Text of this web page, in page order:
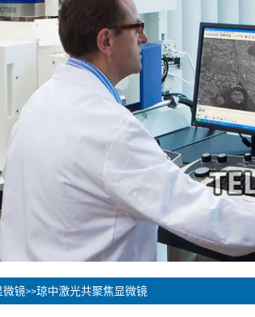
微镜>>琼中激光共聚焦显微镜